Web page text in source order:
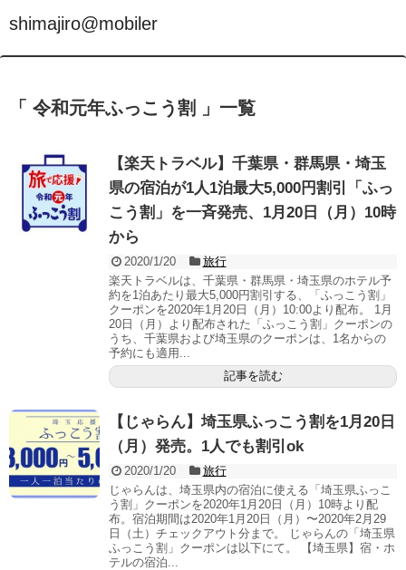
shimajiro@mobiler
「 令和元年ふっこう割 」一覧
【楽天トラベル】千葉県・群馬県・埼玉
県の宿泊が1人1泊最大5,000円割引「ふっ
こう割」を一斉発売、1月20日（月）10時
から
2020/1/20
旅行
楽天トラベルは、千葉県・群馬県・埼玉県のホテル予
約を1泊あたり最大5,000円割引する、「ふっこう割」
クーポンを2020年1月20日（月）10:00より配布。 1月
20日（月）より配布された「ふっこう割」クーポンの
うち、千葉県および埼玉県のクーポンは、1名からの
予約にも適用...
記事を読む
【じゃらん】埼玉県ふっこう割を1月20日
（月）発売。1人でも割引ok
2020/1/20
旅行
じゃらんは、埼玉県内の宿泊に使える「埼玉県ふっこ
う割」クーポンを2020年1月20日（月）10時より配
布。宿泊期間は2020年1月20日（月）〜2020年2月29
日（土）チェックアウト分まで。 じゃらんの「埼玉県
ふっこう割」クーポンは以下にて。 【埼玉県】宿・ホ
テルの宿泊...